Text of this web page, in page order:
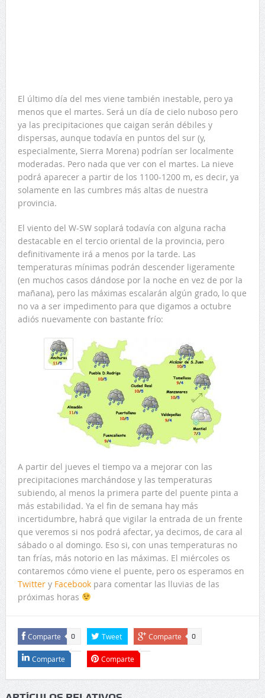
El último día del mes viene también inestable, pero ya
menos que el martes. Será un día de cielo nuboso pero
ya las precipitaciones que caigan serán débiles y
dispersas, aunque todavía en puntos del sur (y,
especialmente, Sierra Morena) podrían ser localmente
moderadas. Pero nada que ver con el martes. La nieve
podrá aparecer a partir de los 1100-1200 m, es decir, ya
solamente en las cumbres más altas de nuestra
provincia.
El viento del W-SW soplará todavía con alguna racha
destacable en el tercio oriental de la provincia, pero
definitivamente irá a menos por la tarde. Las
temperaturas mínimas podrán descender ligeramente
(en muchos casos dándose por la noche en vez de por la
mañana), pero las máximas escalarán algún grado, lo que
no va a ser impedimento para que digamos a octubre
adiós nuevamente con bastante frío:
A partir del jueves el tiempo va a mejorar con las
precipitaciones marchándose y las temperaturas
subiendo, al menos la primera parte del puente pinta a
más estabilidad. Ya el fin de semana hay más
incertidumbre, habrá que vigilar la entrada de un frente
que veremos si nos podrá afectar, ya decimos, de cara al
sábado o al domingo. Eso si, con unas temperaturas no
tan frías, más notorio en las máximas. El miércoles os
contaremos cómo viene el puente, pero os esperamos en
Twittery Facebookpara comentar las lluvias de las
próximas horas
Comparte 0 Tweet Comparte 0
Comparte Comparte